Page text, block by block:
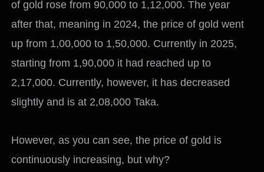
of gold rose from 90,000 to 1,12,000. The year
after that, meaning in 2024, the price of gold went
up from 1,00,000 to 1,50,000. Currently in 2025,
starting from 1,90,000 it had reached up to
2,17,000. Currently, however, it has decreased
slightly and is at 2,08,000 Taka.
However, as you can see, the price of gold is
continuously increasing, but why?